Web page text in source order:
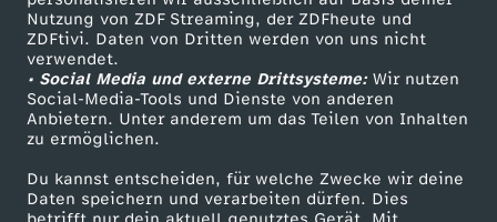
Nutzung von ZDF Streaming, der ZDFheute und
ZDFtivi. Daten von Dritten werden von uns nicht
verwendet.
• Social Media und externe Drittsysteme:Wir nutzen
Social-Media-Tools und Dienste von anderen
Anbietern. Unter anderem um das Teilen von Inhalten
zu ermöglichen.
Du kannst entscheiden, für welche Zwecke wir deine
Daten speichern und verarbeiten dürfen. Dies
F
r
e
e
ZDF Unternehmen
Karriere
ZDF goes Schule